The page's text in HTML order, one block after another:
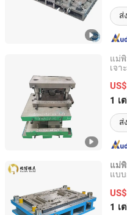
ส่
แม่พิ
เจา
1 เ
ส่
Qingdao Hailong
Shandong, China
แม่
แบ
1 เ
Foshan Ruibo Precision
Guangdong, China